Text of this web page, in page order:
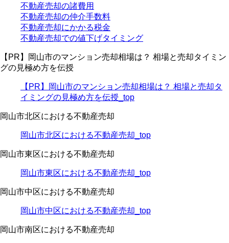
不動産売却の諸費用
不動産売却の仲介手数料
不動産売却にかかる税金
不動産売却での値下げタイミング
【PR】岡山市のマンション売却相場は？ 相場と売却タイミン
グの見極め方を伝授
【PR】岡山市のマンション売却相場は？ 相場と売却タ
イミングの見極め方を伝授_top
岡山市北区における不動産売却
岡山市北区における不動産売却_top
岡山市東区における不動産売却
岡山市東区における不動産売却_top
岡山市中区における不動産売却
岡山市中区における不動産売却_top
岡山市南区における不動産売却